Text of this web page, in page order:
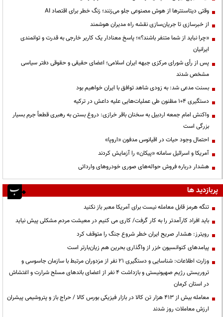
وقتی دیتاسنترها از هوش مصنوعی جلو می‌زنند؛ زنگ خطر برای اقتصاد AI
از خبرسازی تا جریان‌سازی نقشه راه مدیران هوشمند
«چرا نباید از شما متنفر باشند؟»؛ پاسخ معنادار یک کاربر خارجی به قدرت و توانمندی
ایرانیان
پس از رأی شورای مرکزی جبهه ایران اسلامی؛ اعضای حقیقی و حقوقی دفتر سیاسی
مشخص شدند
بسنت مدعی شد: به زودی شاهد توافق با ایران خواهیم بود
دستگیری ۱۰۴ مظنون طی عملیات‌هایی علیه داعش در ترکیه
واکنش امام جمعه اردبیل به سخنان باقر خرازی: دروغ بستن به رهبری قطعاً جرم بسیار
بزرگی است
احتمال وجود حیات در اقیانوس مدفون «اروپا»
آمریکا و اسرائیل سامانه «پیکان» را آزمایش کردند
هشدار درباره فروش حواله‌های صوری خودروهای وارداتی
پربازدید ها
تنگه هرمز قابل معامله نیست برای آمریکا معبر باز نکنید
باید افراد کارآمدتر را به کار گرفت/ کاری می کنیم در معیشت مردم مشکلی پیش نیاید
رویترز: هشدار صریح ایران خطر شروع جنگ را متوقف کرد
پیامدهای کنوانسیون خزر از واگذاری بحرین هم زیان‌بارتر است
وزارت اطلاعات: شناسایی و دستگیری ۲۱ نفر از مزدوران مرتبط با سازمان جاسوسی و
تروریستی رژیم صهیونیستی و بازداشت ۴ نفر از اعضای باندهای مسلح شرارت و اغتشاش
در استان کرمان
معامله بیش از ۴۱۳ هزار تن کالا در بازار فیزیکی بورس کالا / حراج باز و پتروشیمی پیشران
ارزش معاملات روز شدند